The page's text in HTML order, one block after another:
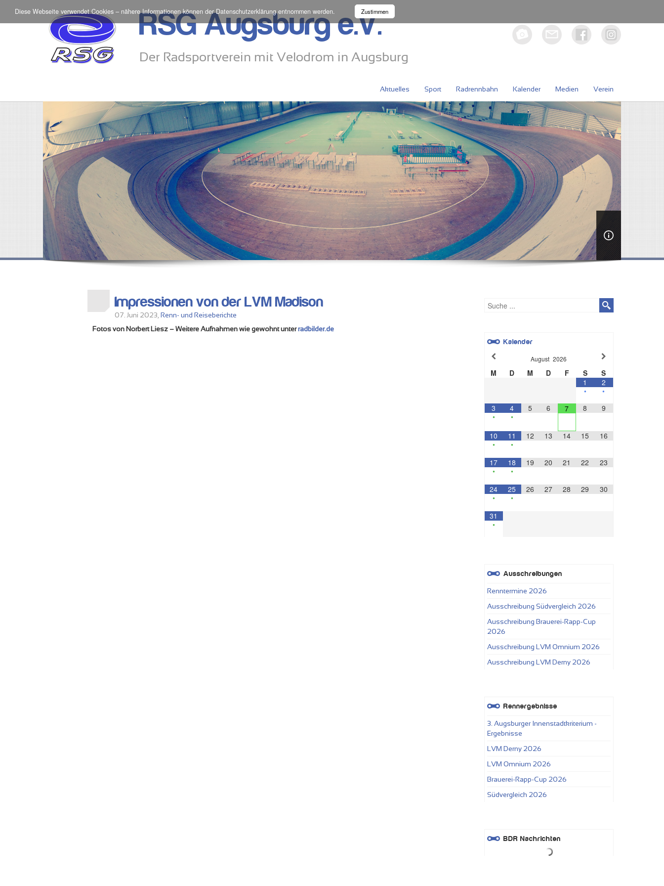
Diese Webseite verwendet Cookies – nähere Informationen können derDatenschutzerklärungentnommen werden. Zustimmen
RSG Augsburg e.V.
Der Radsportverein mit Velodrom in Augsburg
Aktuelles Sport Radrennbahn Kalender Medien Verein
Impressionen von der LVM Madison
07. Juni 2023, Renn- und Reiseberichte
Fotos von Norbert Liesz – Weitere Aufnahmen wie gewohnt unterradbilder.de
Kalender
August 2026
M D M D F S
S
1
•
2
•
3
•
4
•
5 6 7 8 9
10
•
11
•
12 13 14 15 16
17
•
18
•
19 20 21 22 23
24
•
25
•
26 27 28 29 30
31
•
Ausschreibungen
Renntermine 2026
Ausschreibung Südvergleich 2026
Ausschreibung Brauerei-Rapp-Cup
2026
Ausschreibung LVM Omnium 2026
Ausschreibung LVM Derny 2026
Rennergebnisse
3. Augsburger Innenstadtkriterium -
Ergebnisse
LVM Derny 2026
LVM Omnium 2026
Brauerei-Rapp-Cup 2026
Südvergleich 2026
BDR Nachrichten